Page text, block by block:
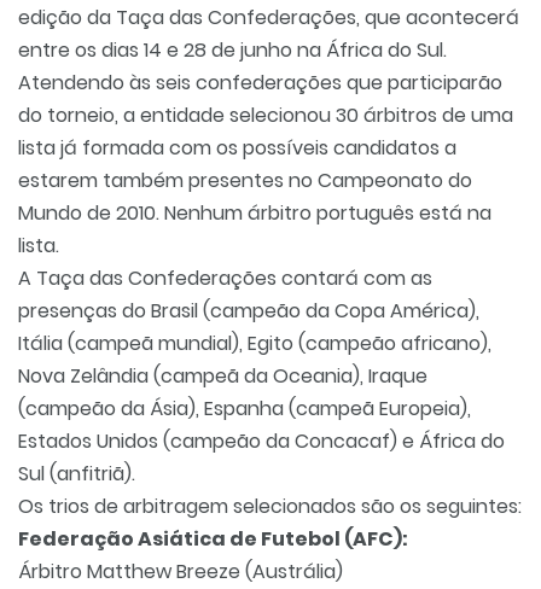
edição da Taça das Confederações, que acontecerá
entre os dias 14 e 28 de junho na África do Sul.
Atendendo às seis confederações que participarão
do torneio, a entidade selecionou 30 árbitros de uma
lista já formada com os possíveis candidatos a
estarem também presentes no Campeonato do
Mundo de 2010. Nenhum árbitro português está na
lista.
A Taça das Confederações contará com as
presenças do Brasil (campeão da Copa América),
Itália (campeã mundial), Egito (campeão africano),
Nova Zelândia (campeã da Oceania), Iraque
(campeão da Ásia), Espanha (campeã Europeia),
Estados Unidos (campeão da Concacaf) e África do
Sul (anfitriã).
Os trios de arbitragem selecionados são os seguintes:
Federação Asiática de Futebol (AFC):
Árbitro Matthew Breeze (Austrália)